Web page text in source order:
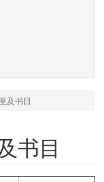
及书目
书目